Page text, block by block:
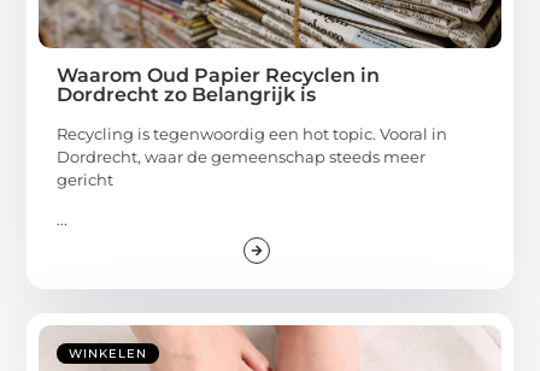
Waarom Oud Papier Recyclen in
Dordrecht zo Belangrijk is
Recycling is tegenwoordig een hot topic. Vooral in
Dordrecht, waar de gemeenschap steeds meer
gericht
...
WINKELEN